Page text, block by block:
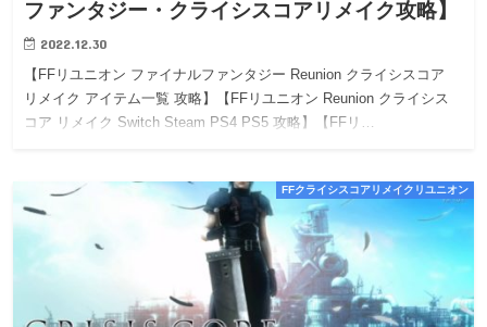
ファンタジー・クライシスコアリメイク攻略】
2022.12.30
【FFリユニオン ファイナルファンタジー Reunion クライシスコア
リメイク アイテム一覧 攻略】【FFリユニオン Reunion クライシス
コア リメイク Switch Steam PS4 PS5 攻略】【FFリ…
FFクライシスコアリメイクリユニオン